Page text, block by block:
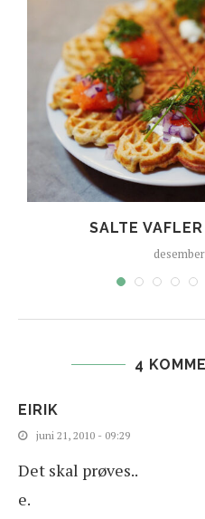
SALTE
4
EIRIK
juni 21, 2010 - 09:29
Det skal prøves..
e.